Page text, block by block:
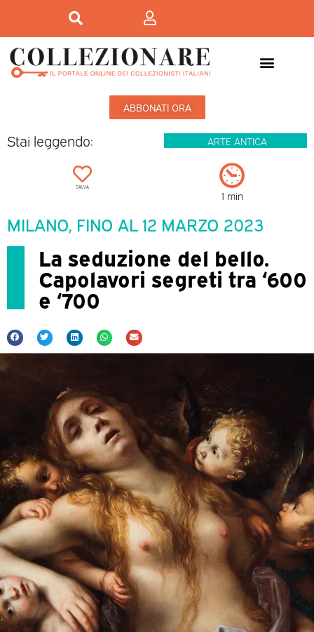
ABBONATI ORA
Stai leggendo: ARTE ANTICA
SALVA
1 min
MILANO, FINO AL 12 MARZO 2023
La seduzione del bello.
Capolavori segreti tra ‘600
e ‘700